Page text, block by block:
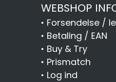
WEBSHOP
• Forsendelse /
• Betaling / EAN
• Buy & Try
• Prismatch
• Log ind